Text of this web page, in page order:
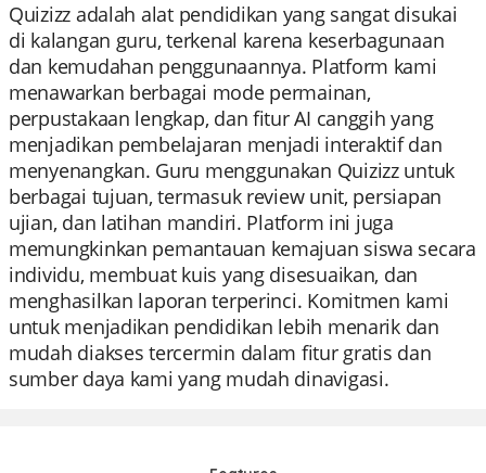
Quizizz adalah alat pendidikan yang sangat disukai
di kalangan guru, terkenal karena keserbagunaan
dan kemudahan penggunaannya. Platform kami
menawarkan berbagai mode permainan,
perpustakaan lengkap, dan fitur AI canggih yang
menjadikan pembelajaran menjadi interaktif dan
menyenangkan. Guru menggunakan Quizizz untuk
berbagai tujuan, termasuk review unit, persiapan
ujian, dan latihan mandiri. Platform ini juga
memungkinkan pemantauan kemajuan siswa secara
individu, membuat kuis yang disesuaikan, dan
menghasilkan laporan terperinci. Komitmen kami
untuk menjadikan pendidikan lebih menarik dan
mudah diakses tercermin dalam fitur gratis dan
sumber daya kami yang mudah dinavigasi.